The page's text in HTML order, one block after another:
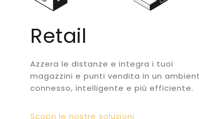
Retail
Azzera le distanze e integra i tuoi
magazzini e punti vendita in un
connesso, intelligente e più efficiente.
Scopri le nostre soluzioni